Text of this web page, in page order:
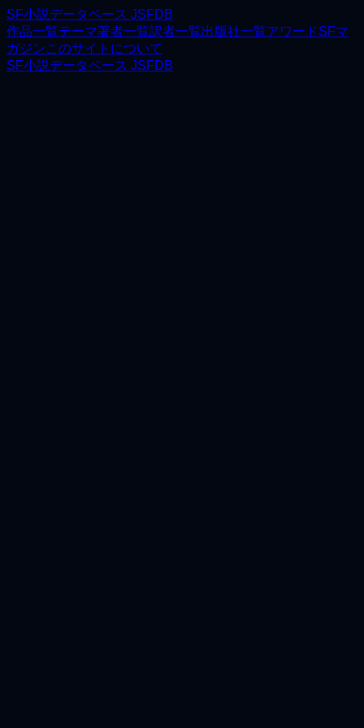
SF小説データベース JSFDB
作品一覧テーマ著者一覧訳者一覧出版社一覧アワードSFマ
ガジンこのサイトについて
SF小説データベース JSFDB